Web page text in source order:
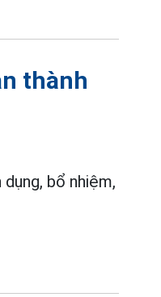
thành
bổ nhiệm,